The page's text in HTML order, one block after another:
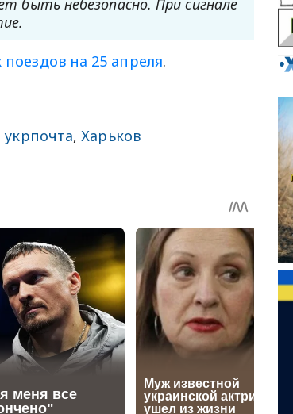
быть небезопасно. При сигнале
на 25 апреля.
укрпочта,Харьков